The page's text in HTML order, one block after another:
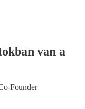
van a
Founder